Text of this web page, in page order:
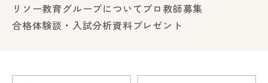
リソー教育グループについて プロ教師募集
合格体験談・入試分析資料プレゼント